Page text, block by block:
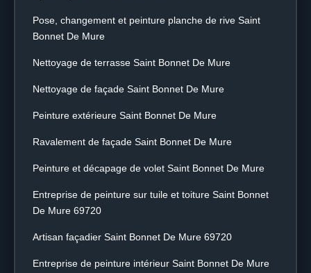
Pose, changement et peinture planche de rive Saint
Bonnet De Mure
Nettoyage de terrasse Saint Bonnet De Mure
Nettoyage de façade Saint Bonnet De Mure
Peinture extérieure Saint Bonnet De Mure
Ravalement de façade Saint Bonnet De Mure
Peinture et décapage de volet Saint Bonnet De Mure
Entreprise de peinture sur tuile et toiture Saint Bonnet
De Mure 69720
Artisan façadier Saint Bonnet De Mure 69720
Entreprise de peinture intérieur Saint Bonnet De Mure